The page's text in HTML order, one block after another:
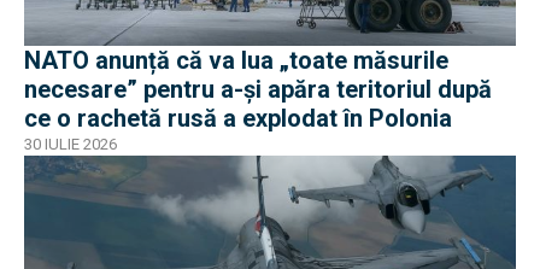
NATO anunță că va lua „toate măsurile
necesare” pentru a-și apăra teritoriul după
ce o rachetă rusă a explodat în Polonia
30 IULIE 2026